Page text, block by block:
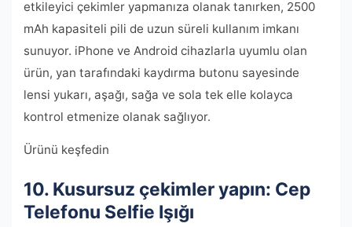
etkileyici çekimler yapmanıza olanak tanırken, 2500
mAh kapasiteli pili de uzun süreli kullanım imkanı
sunuyor. iPhone ve Android cihazlarla uyumlu olan
ürün, yan tarafındaki kaydırma butonu sayesinde
lensi yukarı, aşağı, sağa ve sola tek elle kolayca
kontrol etmenize olanak sağlıyor.
Ürünü keşfedin
10. Kusursuz çekimler yapın: Cep
Telefonu Selfie Işığı